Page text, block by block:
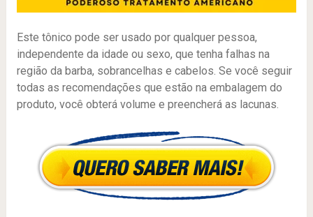
Este tônico pode ser usado por qualquer pessoa,
independente da idade ou sexo, que tenha falhas na
região da barba, sobrancelhas e cabelos. Se você seguir
todas as recomendações que estão na embalagem do
produto, você obterá volume e preencherá as lacunas.